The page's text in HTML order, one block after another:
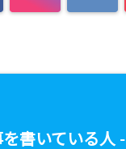
を書いている人 -